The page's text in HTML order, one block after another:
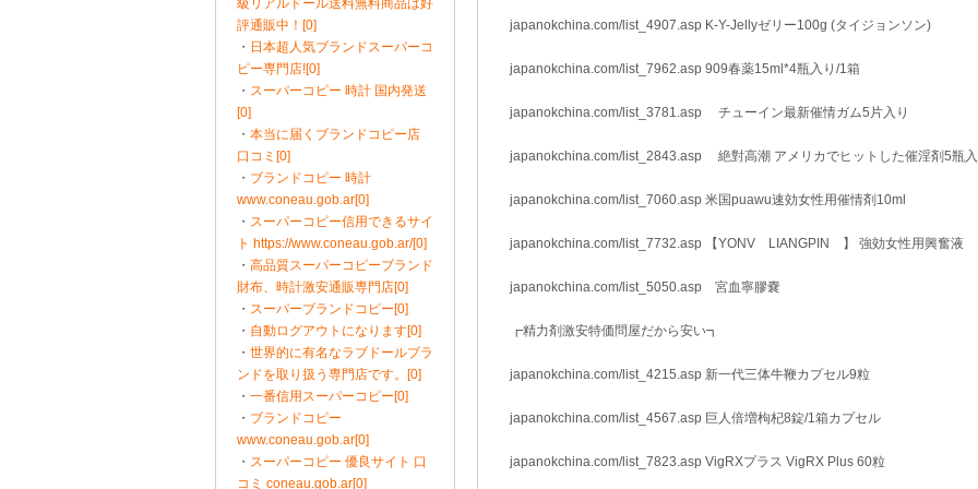
級リアルドール送料無料商品は好
評通販中！[0]
・ 日本超人気ブランドスーパーコ
ピー専門店![0]
・ スーパーコピー 時計 国内発送
[0]
・ 本当に届くブランドコピー店
口コミ[0]
・ ブランドコピー 時計
www.coneau.gob.ar[0]
・ スーパーコピー信用できるサイ
ト https://www.coneau.gob.ar/[0]
・ 高品質スーパーコピーブランド
財布、時計激安通販専門店[0]
・ スーパーブランドコピー[0]
・ 自動ログアウトになります[0]
・ 世界的に有名なラブドールブラ
ンドを取り扱う専門店です。[0]
・ 一番信用スーパーコピー[0]
・ ブランドコピー
www.coneau.gob.ar[0]
・ スーパーコピー 優良サイト 口
コミ coneau.gob.ar[0]
japanokchina.com/list_4907.asp K-Y-Jellyゼリー100g (タイジョンソン)
japanokchina.com/list_7962.asp 909春薬15ml*4瓶入り/1箱
japanokchina.com/list_3781.asp チューイン最新催情ガム5片入り
japanokchina.com/list_2843.asp 絶對高潮 アメリカでヒットした催淫剤5瓶
japanokchina.com/list_7060.asp 米国puawu速効女性用催情剤10ml
japanokchina.com/list_7732.asp 【YONV LIANGPIN 】 強効女性用興奮液
japanokchina.com/list_5050.asp 宮血寧膠嚢
┏精力剤激安特価問屋だから安い┓
japanokchina.com/list_4215.asp 新一代三体牛鞭カプセル9粒
japanokchina.com/list_4567.asp 巨人倍増枸杞8錠/1箱カプセル
japanokchina.com/list_7823.asp VigRXプラス VigRX Plus 60粒